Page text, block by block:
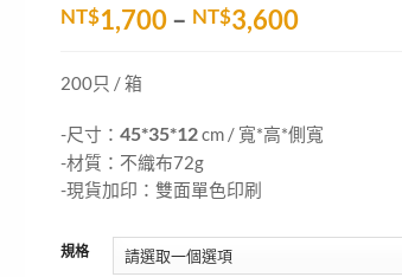
NT$1,700– NT$3,600價
NT$1,700
到
200只 / 箱
-尺寸： 45*35*12cm / 寬*高*側寬
-材質：不織布72g
-現貨加印：雙面單色印刷
規格